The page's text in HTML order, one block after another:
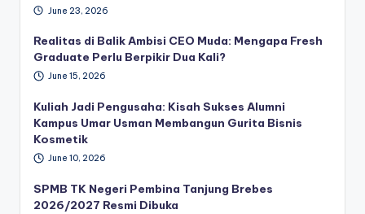
June 23, 2026
Realitas di Balik Ambisi CEO Muda: Mengapa Fresh
Graduate Perlu Berpikir Dua Kali?
June 15, 2026
Kuliah Jadi Pengusaha: Kisah Sukses Alumni
Kampus Umar Usman Membangun Gurita Bisnis
Kosmetik
June 10, 2026
SPMB TK Negeri Pembina Tanjung Brebes
2026/2027 Resmi Dibuka